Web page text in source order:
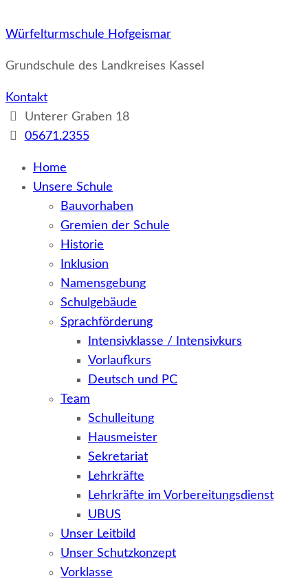
Würfelturmschule Hofgeismar
Grundschule des Landkreises Kassel
Kontakt
Unterer Graben 18
05671.2355
Home
Unsere Schule
Bauvorhaben
Gremien der Schule
Historie
Inklusion
Namensgebung
Schulgebäude
Sprachförderung
Intensivklasse / Intensivkurs
Vorlaufkurs
Deutsch und PC
Team
Schulleitung
Hausmeister
Sekretariat
Lehrkräfte
Lehrkräfte im Vorbereitungsdienst
UBUS
Unser Leitbild
Unser Schutzkonzept
Vorklasse